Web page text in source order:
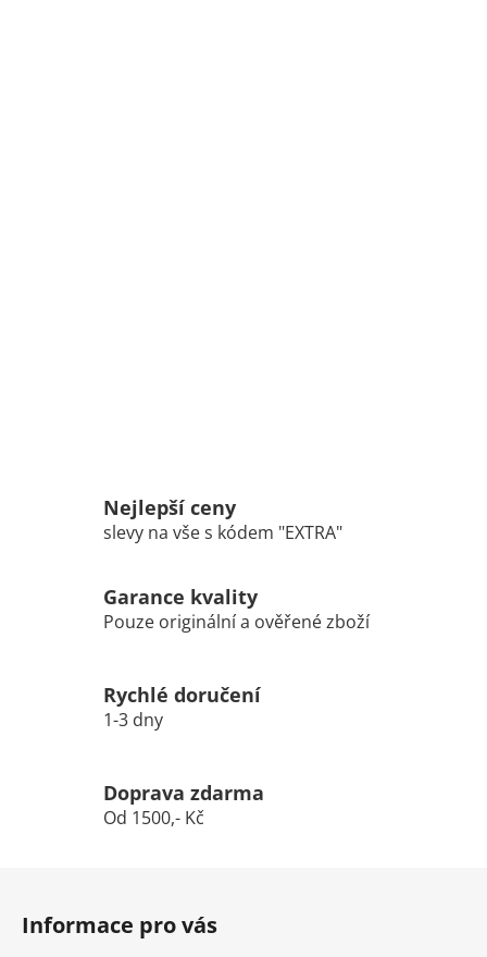
Nejlepší ceny
slevy na vše s kódem "EXTRA"
Garance kvality
Pouze originální a ověřené zboží
Rychlé doručení
1-3 dny
Doprava zdarma
Od 1500,- Kč
Informace pro vás